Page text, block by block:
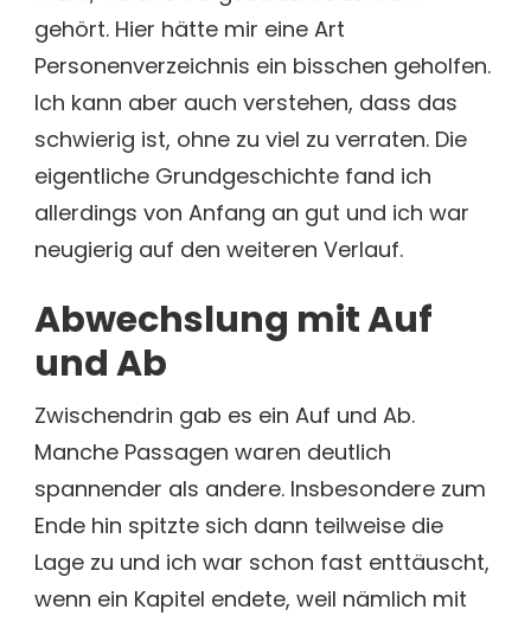
gehört. Hier hätte mir eine Art
Personenverzeichnis ein bisschen geholfen.
Ich kann aber auch verstehen, dass das
schwierig ist, ohne zu viel zu verraten. Die
eigentliche Grundgeschichte fand ich
allerdings von Anfang an gut und ich war
neugierig auf den weiteren Verlauf.
Abwechslung mit Auf
und Ab
Zwischendrin gab es ein Auf und Ab.
Manche Passagen waren deutlich
spannender als andere. Insbesondere zum
Ende hin spitzte sich dann teilweise die
Lage zu und ich war schon fast enttäuscht,
wenn ein Kapitel endete, weil nämlich mit